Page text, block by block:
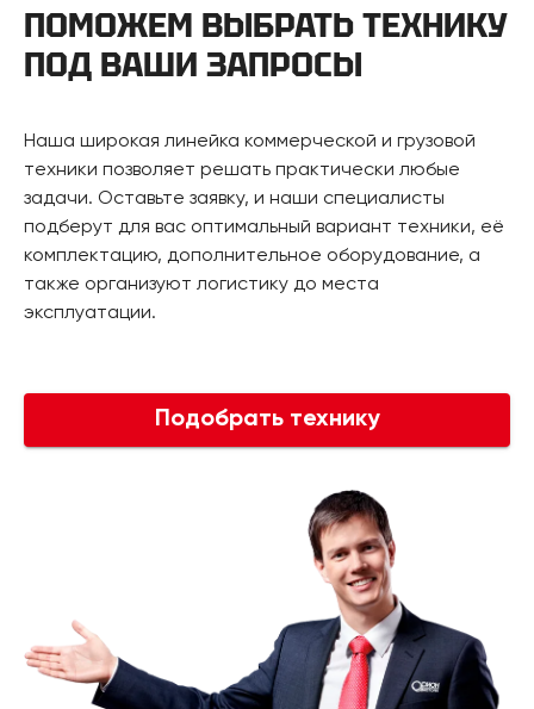
ПОМОЖЕМ ВЫБРАТЬ ТЕХНИКУ
ПОД ВАШИ ЗАПРОСЫ
Наша широкая линейка коммерческой и грузовой
техники позволяет решать практически любые
задачи. Оставьте заявку, и наши специалисты
подберут для вас оптимальный вариант техники, её
комплектацию, дополнительное оборудование, а
также организуют логистику до места
эксплуатации.
Подобрать технику